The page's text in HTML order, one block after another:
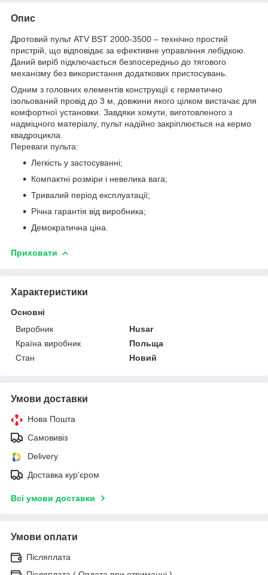
Опис
Дротовий пульт ATV BST 2000-3500 – технічно простий
пристрій, що відповідає за ефективне управління лебідкою.
Даний виріб підключається безпосередньо до тягового
механізму без використання додаткових пристосувань.
Одним з головних елементів конструкції є герметично
ізольований провід до 3 м, довжини якого цілком вистачає для
комфортної установки. Завдяки хомути, виготовленого з
надміцного матеріалу, пульт надійно закріплюється на кермо
квадроцикла.
Переваги пульта:
Легкість у застосуванні;
Компактні розміри і невелика вага;
Тривалий період експлуатації;
Річна гарантія від виробника;
Демократична ціна.
Приховати
Характеристики
Основні
Виробник
Husar
Країна виробник
Польща
Стан
Новий
Умови доставки
Нова Пошта
Самовивіз
Delivery
Доставка кур'єром
Всі умови доставки
Умови оплати
Післяплата